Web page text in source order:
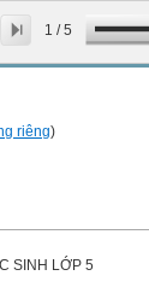
1 /5
riêng)
SINH LỚP 5